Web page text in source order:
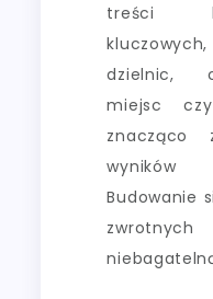
treści
dzielnic,
miejsc
znacząco
wyników
Budowanie